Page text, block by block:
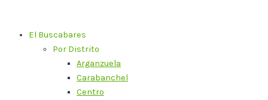
contenidoEl Buscabares
Por Distrito
Arganzuela
Carabanchel
Centro